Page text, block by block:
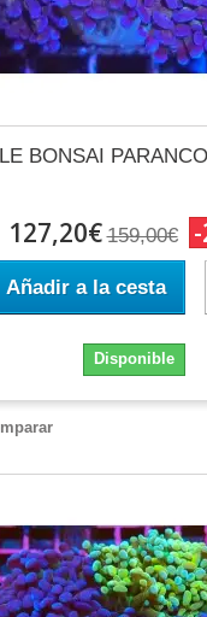
BONSAI
127,20€ 159,00€
Añadir a la cesta
Disponible